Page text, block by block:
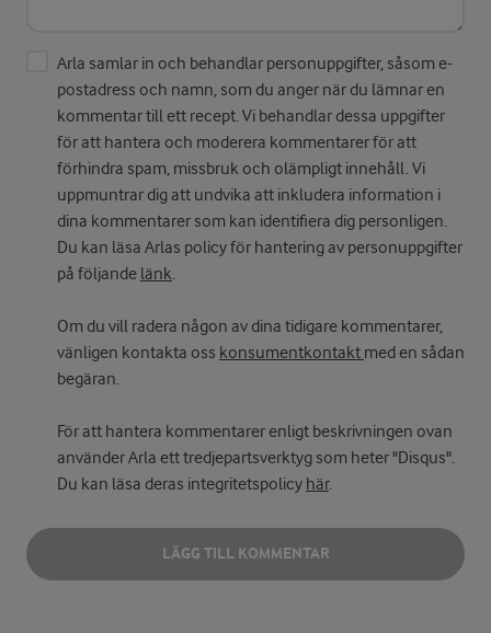
Arla samlar in och behandlar personuppgifter, såsom e-
postadress och namn, som du anger när du lämnar en
kommentar till ett recept. Vi behandlar dessa uppgifter
för att hantera och moderera kommentarer för att
förhindra spam, missbruk och olämpligt innehåll. Vi
uppmuntrar dig att undvika att inkludera information i
dina kommentarer som kan identifiera dig personligen.
Du kan läsa Arlas policy för hantering av personuppgifter
på följande länk.
Om du vill radera någon av dina tidigare kommentarer,
vänligen kontakta oss konsumentkontakt med en sådan
begäran.
För att hantera kommentarer enligt beskrivningen ovan
använder Arla ett tredjepartsverktyg som heter "Disqus".
Du kan läsa deras integritetspolicy här.
LÄGG TILL KOMMENTAR